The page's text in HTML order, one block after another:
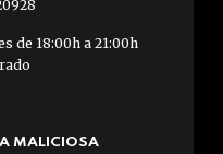
de 18:00h a 21:00h
MALICIOSA